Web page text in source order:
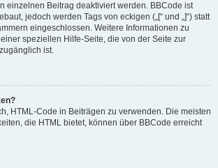
einzelnen Beitrag deaktiviert werden. BBCode ist
jedoch werden Tags von eckigen („[“ und „]“) statt
eingeschlossen. Weitere Informationen zu
speziellen Hilfe-Seite, die von der Seite zur
ist.
HTML-Code in Beiträgen zu verwenden. Die meisten
die HTML bietet, können über BBCode erreicht